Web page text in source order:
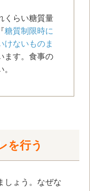
くらい糖質量
糖質制限時に
けないものま
ます。食事の
を行う
しょう。なぜな